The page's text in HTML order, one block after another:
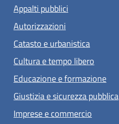
Appalti pubblici
Autorizzazioni
Catasto e urbanistica
Cultura e tempo libero
Educazione e formazione
Giustizia e sicurezza pubblica
Imprese e commercio